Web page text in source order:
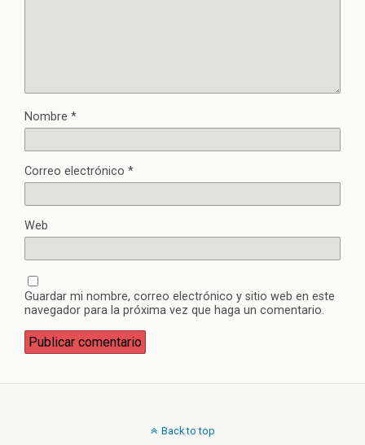
Nombre *
Correo electrónico *
Web
Guardar mi nombre, correo electrónico y sitio web en este
navegador para la próxima vez que haga un comentario.
Back to top